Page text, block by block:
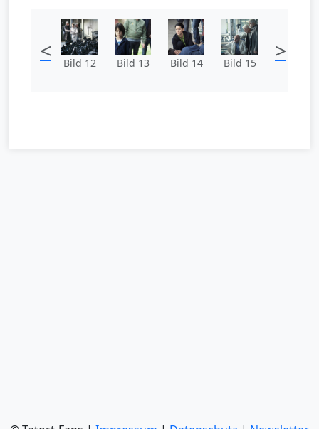
< Bild 12 Bild 13 Bild 14 Bild 15 >